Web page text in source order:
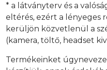
* a látványterv és a
eltérés, ezért a lényeges
kerüljön közvetlenül a
(kamera, töltő, headset
Termékeinket